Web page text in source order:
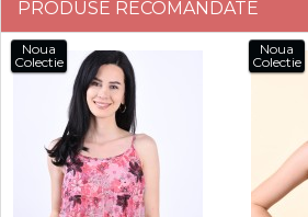
PRODUSE RECOMANDATE
Noua
Colectie
Noua
Colectie